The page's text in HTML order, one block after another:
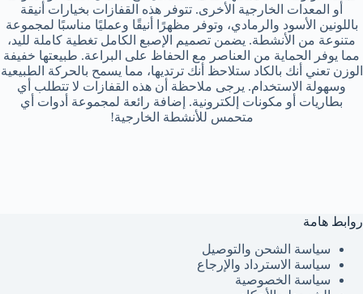
أو المعدات الخارجية الأخرى. تتوفر هذه القفازات بخيارات أنيقة
باللونين الأسود والرمادي، وتوفر مظهرًا أنيقًا وعمليًا مناسبًا لمجموعة
متنوعة من الأنشطة. يضمن تصميم الإصبع الكامل تغطية كاملة لليد،
مما يوفر الحماية من العناصر مع الحفاظ على البراعة. طبيعتها خفيفة
الوزن تعني أنك بالكاد ستلاحظ أنك ترتديها، مما يسمح بالحركة الطبيعية
وسهولة الاستخدام. يرجى ملاحظة أن هذه القفازات لا تتطلب أي
بطاريات أو مكونات إلكترونية. إضافة رائعة لمجموعة أدوات أي
متحمس للأنشطة الخارجية!
روابط هامة
سياسة الشحن والتوصيل
سياسة الاسترداد والإرجاع
سياسة الخصوصية